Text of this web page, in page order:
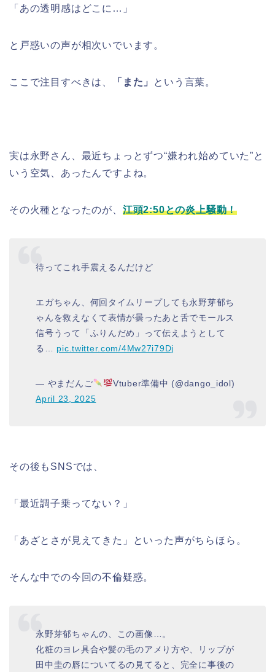
「あの透明感はどこに…」
と戸惑いの声が相次いでいます。
ここで注目すべきは、 「また」 という言葉。
実は永野さん、最近ちょっとずつ“嫌われ始めていた”と
いう空気、あったんですよね。
その火種となったのが、 江頭2:50との炎上騒動！
待ってこれ手震えるんだけど
エガちゃん、何回タイムリープしても永野芽郁ち
ゃんを救えなくて表情が曇ったあと舌でモールス
信号うって「ふりんだめ」って伝えようとして
る… pic.twitter.com/4Mw27i79Dj
— やまだんご
Vtuber準備中 (@dango_idol)
April 23, 2025
その後もSNSでは、
「最近調子乗ってない？」
「あざとさが見えてきた」といった声がちらほら。
そんな中での今回の不倫疑惑。
永野芽郁ちゃんの、この画像…。
化粧のヨレ具合や髪の毛のアメり方や、リップが
田中圭の唇についてるの見てると、完全に事後の